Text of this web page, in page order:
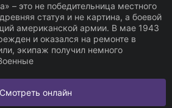
– это не победительница местного
статуя и не картина, а боевой
американской армии. В мае 1943
и оказался на ремонте в
экипаж получил немного
Смотреть онлайн